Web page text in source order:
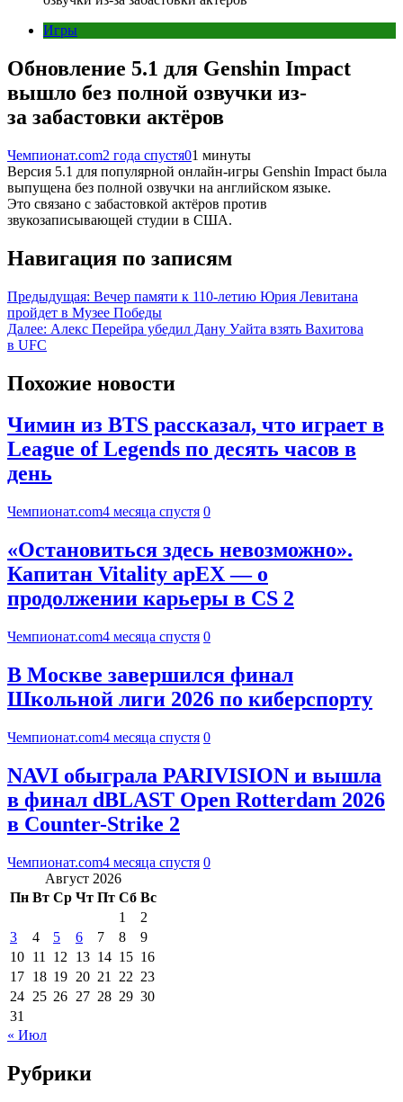
Игры
Обновление 5.1 для Genshin Impact
вышло без полной озвучки из-
за забастовки актёров
Чемпионат.com2 года спустя01 минуты
Версия 5.1 для популярной онлайн-игры Genshin Impact была
выпущена без полной озвучки на английском языке.
Это связано с забастовкой актёров против
звукозаписывающей студии в США.
Навигация по записям
Предыдущая: Вечер памяти к 110-летию Юрия Левитана
пройдет в Музее Победы
Далее: Алекс Перейра убедил Дану Уайта взять Вахитова
в UFC
Похожие новости
Чимин из BTS рассказал, что играет в
League of Legends по десять часов в
день
Чемпионат.com4 месяца спустя 0
«Остановиться здесь невозможно».
Капитан Vitality apEX — о
продолжении карьеры в CS 2
Чемпионат.com4 месяца спустя 0
В Москве завершился финал
Школьной лиги 2026 по киберспорту
Чемпионат.com4 месяца спустя 0
NAVI обыграла PARIVISION и вышла
в финал dBLAST Open Rotterdam 2026
в Counter-Strike 2
Чемпионат.com4 месяца спустя 0
Август 2026
Пн Вт Ср Чт Пт Сб Вс
1
2
3
4 5 6 7 8
9
10 11 12 13 14 15 16
17 18 19 20 21 22 23
24 25 26 27 28 29 30
31
« Июл
Рубрики